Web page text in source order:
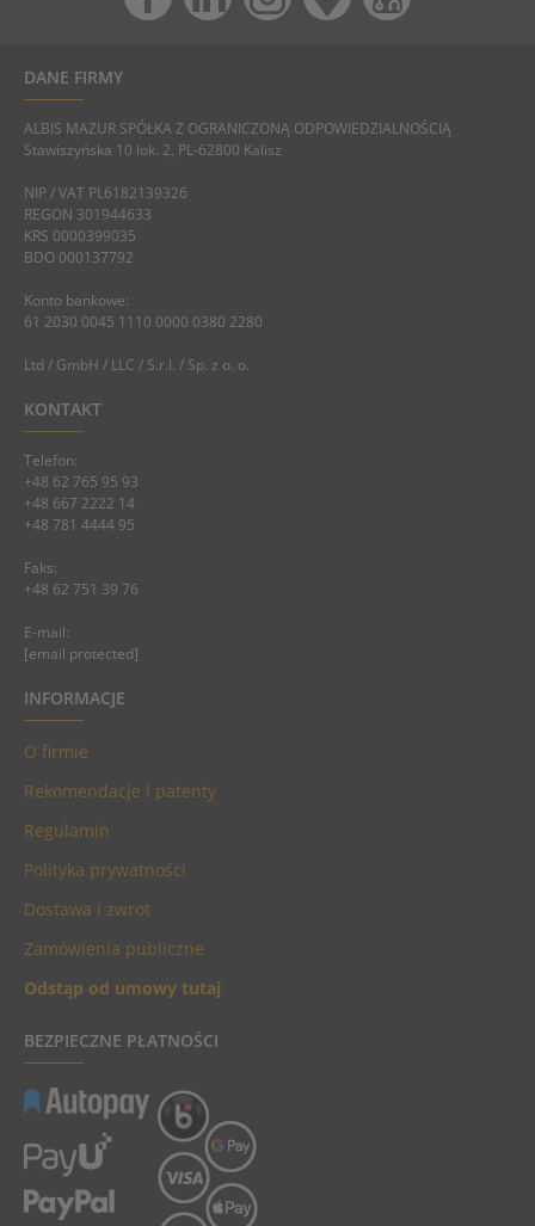
DANE FIRMY
ALBIS MAZUR SPÓŁKA Z OGRANICZONĄ ODPOWIEDZIALNOŚCIĄ
Stawiszyńska 10 lok. 2, PL-62800 Kalisz
NIP / VAT PL6182139326
REGON 301944633
KRS 0000399035
BDO 000137792
Konto bankowe:
61 2030 0045 1110 0000 0380 2280
Ltd / GmbH / LLC / S.r.l. / Sp. z o. o.
KONTAKT
Telefon:
+48 62 765 95 93
+48 667 2222 14
+48 781 4444 95
Faks:
+48 62 751 39 76
E-mail:
[email protected]
INFORMACJE
O firmie
Rekomendacje i patenty
Regulamin
Polityka prywatności
Dostawa i zwrot
Zamówienia publiczne
Odstąp od umowy tutaj
BEZPIECZNE PŁATNOŚCI